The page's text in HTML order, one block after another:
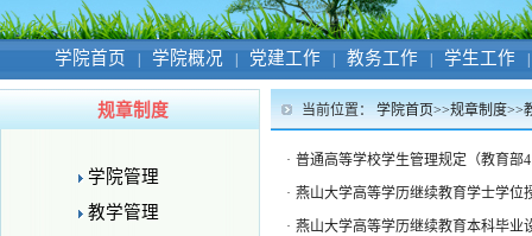
学院首页 学院概况 党建工作 教务工作 学生工作
规章制度
学院管理
教学管理
当前位置： 学院首页>>规章制度>>
· 普通高等学校学生管理规定（教育部
· 燕山大学高等学历继续教育学士学位
· 燕山大学高等学历继续教育本科毕业